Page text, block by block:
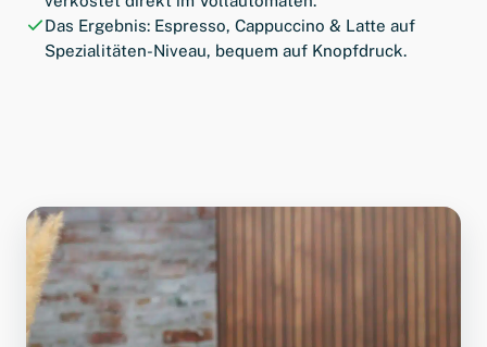
Das Ergebnis: Espresso, Cappuccino & Latte auf
Spezialitäten-Niveau, bequem auf Knopfdruck.